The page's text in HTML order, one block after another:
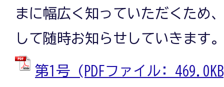
まに幅広く知っていただくため
して随時お知らせしていきます
第1号 (PDFファイル: